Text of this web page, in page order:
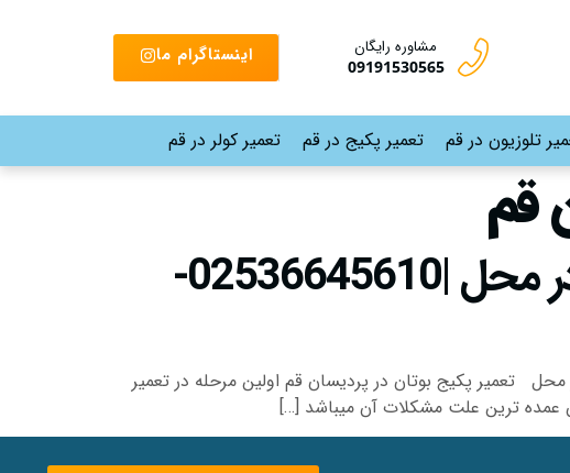
مشاوره رایگان
09191530565 اینستاگرام ما
تلوزیون در قم تعمیر پکیج در قم تعمیر کولر در قم
قم
نمایندگی تعمیر پکیج بوتان در پردیسان قم خدمات در محل |02536645610-
تعمیر پکیج بوتان در پردیسان قم اولین مرحله در تعمیر
عمده ترین علت مشکلات آن میباشد […]